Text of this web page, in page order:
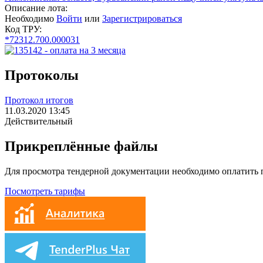
Описание лота:
Необходимо Войти или Зарегистрироваться
Код ТРУ:
*72312.700.000031
Протоколы
Протокол итогов
11.03.2020 13:45
Действительный
Прикреплённые файлы
Для просмотра тендерной документации необходимо оплатить
Посмотреть тарифы